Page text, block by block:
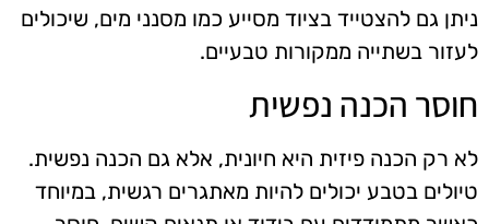
ניתן גם להצטייד בציוד מסייע כמו מסנני מים, שיכולים
לעזור בשתייה ממקורות טבעיים.
חוסר הכנה נפשית
לא רק הכנה פיזית היא חיונית, אלא גם הכנה נפשית.
טיולים בטבע יכולים להיות מאתגרים רגשית, במיוחד